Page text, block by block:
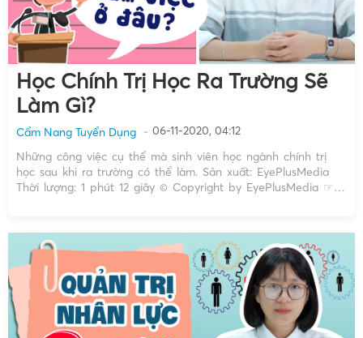
Học Chính Trị Học Ra Trường Sẽ
Làm Gì?
Cẩm Nang Tuyển Dụng
06-11-2020, 04:12
Những công việc cụ thể mà sinh viên học ngành chính trị
học sau khi ra trường có thể làm. Sản xuất: EyePlusMedia
Thời lượng: 1 phút 12 giây © Copyright by EyePlusMedia ☞